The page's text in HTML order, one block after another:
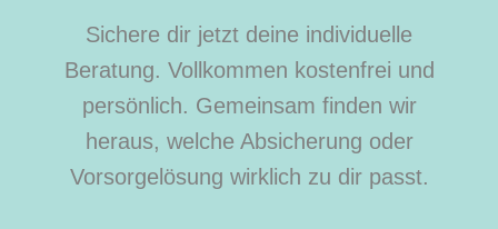
Sichere dir jetzt deine individuelle
Beratung. Vollkommen kostenfrei und
persönlich. Gemeinsam finden wir
heraus, welche Absicherung oder
Vorsorgelösung wirklich zu dir passt.